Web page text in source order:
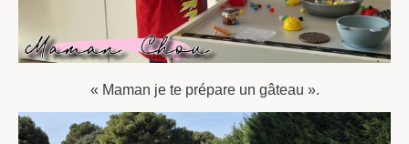
« Maman je te prépare un gâteau ».